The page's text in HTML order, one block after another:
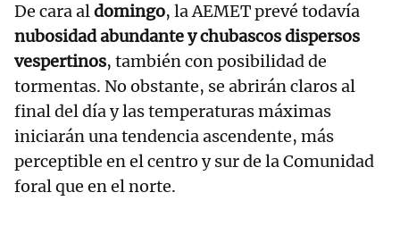
De cara aldomingo, la AEMET prevé todavía
nubosidad abundante y chubascos dispersos
vespertinos, también con posibilidad de
tormentas. No obstante, se abrirán claros al
final del día y las temperaturas máximas
iniciarán una tendencia ascendente, más
perceptible en el centro y sur de la Comunidad
foral que en el norte.